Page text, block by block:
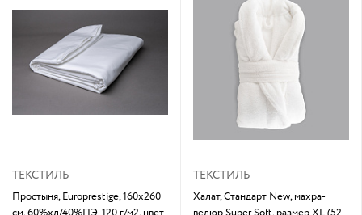
ТЕКСТИЛЬ
Простыня, Europrestige, 160х260
ТЕКСТИЛЬ
Халат, Стандарт New, махра-